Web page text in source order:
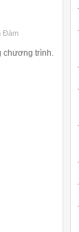
Đàm
chương trình.